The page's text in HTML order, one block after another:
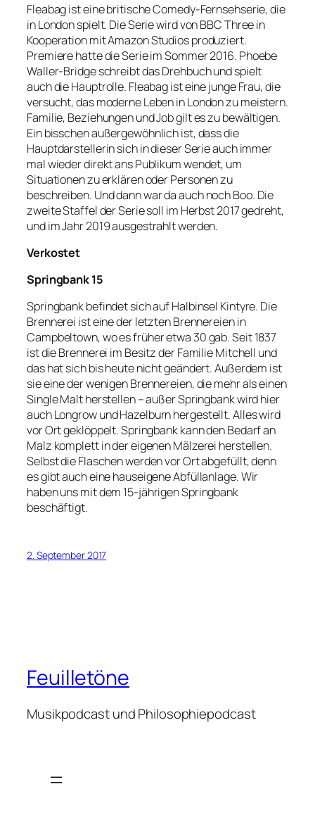
Fleabag ist eine britische Comedy-Fernsehserie, die
in London spielt. Die Serie wird von BBC Three in
Kooperation mit Amazon Studios produziert.
Premiere hatte die Serie im Sommer 2016. Phoebe
Waller-Bridge schreibt das Drehbuch und spielt
auch die Hauptrolle. Fleabag ist eine junge Frau, die
versucht, das moderne Leben in London zu meistern.
Familie, Beziehungen und Job gilt es zu bewältigen.
Ein bisschen außergewöhnlich ist, dass die
Hauptdarstellerin sich in dieser Serie auch immer
mal wieder direkt ans Publikum wendet, um
Situationen zu erklären oder Personen zu
beschreiben. Und dann war da auch noch Boo. Die
zweite Staffel der Serie soll im Herbst 2017 gedreht,
und im Jahr 2019 ausgestrahlt werden.
Verkostet
Springbank 15
Springbank befindet sich auf Halbinsel Kintyre. Die
Brennerei ist eine der letzten Brennereien in
Campbeltown, wo es früher etwa 30 gab. Seit 1837
ist die Brennerei im Besitz der Familie Mitchell und
das hat sich bis heute nicht geändert. Außerdem ist
sie eine der wenigen Brennereien, die mehr als einen
Single Malt herstellen – außer Springbank wird hier
auch Longrow und Hazelburn hergestellt. Alles wird
vor Ort geklöppelt. Springbank kann den Bedarf an
Malz komplett in der eigenen Mälzerei herstellen.
Selbst die Flaschen werden vor Ort abgefüllt, denn
es gibt auch eine hauseigene Abfüllanlage. Wir
haben uns mit dem 15-jährigen Springbank
beschäftigt.
2. September 2017
Feuilletöne
Musikpodcast und Philosophiepodcast